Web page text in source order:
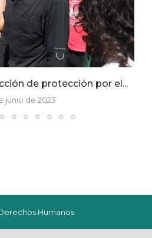
de protección por el...
junio de 2023
Humanos